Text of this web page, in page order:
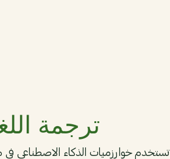
ترجمة
تستخدم خوارزميات الذكاء الاصطناعي في